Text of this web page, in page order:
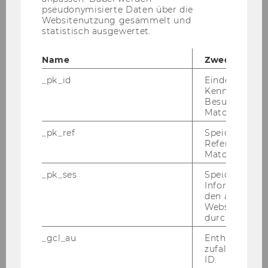
Institutsexkursion nach Zürich, 29. Juni bis
2. Juli 2006 I
Steuerpsychologie, Juni 2006
Empfang der chinesischen Delegation am
Symposion zum Internationalen
Steuerrecht, 19. Juni 2006
2. Gedächtnisvorlesung zum Andenken an
Prof. Wolfgang Gassner, Mai 2006
Institutsabordnung bei Tagung in London
Prof. Lyal Gastvorlesung Mai 2006
Amerikanischer Abend mit Prof. Ruth
pseudonymisierte Daten über die
Websitenutzung gesammelt und
statistisch ausgewertet.
Name
Zweck
_pk_id
Eindeutige
Besuchers
Matomo.
_pk_ref
Speicherung
Referrers
Matomo.
_pk_ses
Speicherung
den aktuellen
durch
_gcl_au
Enthält eine
ID.